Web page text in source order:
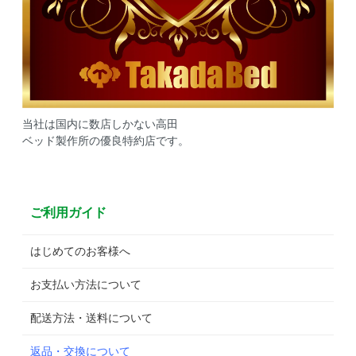
当社は国内に数店しかない高田
ベッド製作所の優良特約店です。
ご利用ガイド
はじめてのお客様へ
お支払い方法について
配送方法・送料について
返品・交換について